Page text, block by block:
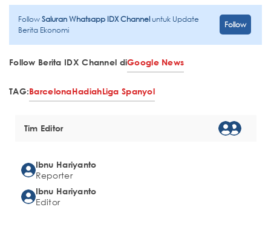
FollowSaluran Whatsapp IDX Channeluntuk Update
Berita Ekonomi
Follow
Follow Berita IDX Channel diGoogle News
TAG:BarcelonaHadiahLiga Spanyol
Tim Editor
Ibnu Hariyanto
Reporter
Ibnu Hariyanto
Editor